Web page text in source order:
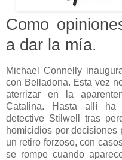
Como
a dar la mía.
Michael Connelly
con Belladona. Esta vez
aterrizar en la
Catalina. Hasta allí ha
detective Stilwell tras
homicidios por decisiones
un retiro forzoso, con
se rompe cuando